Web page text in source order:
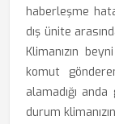
haberleşme
dış ünite
Klimanızın
komut
alamadığı
durum